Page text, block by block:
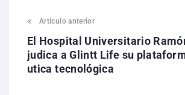
Artículo anterior
El Hospital Universitario
judica a Glintt Life su
utica tecnológica